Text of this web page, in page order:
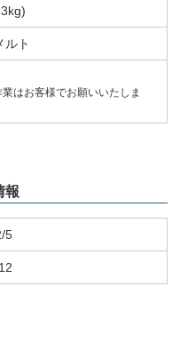
ルト
はお客様でお願いいたしま
報
5